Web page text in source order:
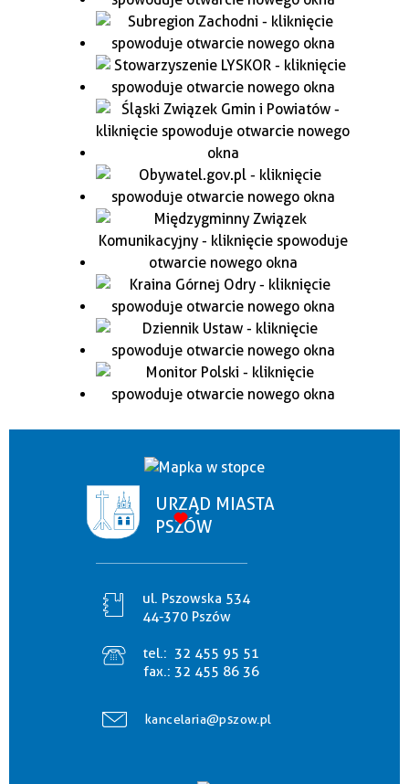
URZĄD MIASTA
PSZÓW
ul. Pszowska 534
44-370 Pszów
tel.: 32 455 95 51
fax.: 32 455 86 36
kancelaria@pszow.pl